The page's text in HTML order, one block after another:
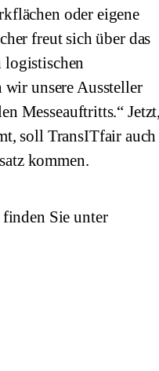
oder eigene
freut sich über das
logistischen
unsere Aussteller
Messeauftritts.“
soll TransITfair auch
kommen.
Sie unter